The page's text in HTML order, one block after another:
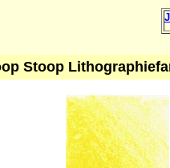
Stoop